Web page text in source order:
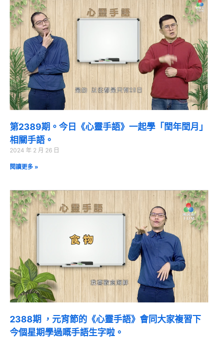
第2389期。今日《心靈手語》一起學「閏年閏月」
相關手語。
2024 年 2 月 26 日
閱讀更多 »
2388期 ，元宵節的《心靈手語》會同大家複習下
今個星期學過嘅手語生字啦。